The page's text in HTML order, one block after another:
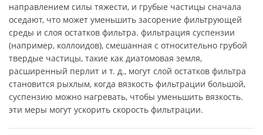
направлением силы тяжести, и грубые частицы сначала
оседают, что может уменьшить засорение фильтрующей
среды и слоя остатков фильтра. фильтрация суспензии
(например, коллоидов), смешанная с относительно грубой
твердые частицы, такие как диатомовая земля,
расширенный перлит и т. д., могут слой остатков фильтра
становится рыхлым, когда вязкость фильтрации большой,
суспензию можно нагревать, чтобы уменьшить вязкость.
эти меры могут ускорить скорость фильтрации.